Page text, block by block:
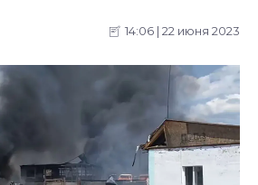
14:06 | 22 июня 2023